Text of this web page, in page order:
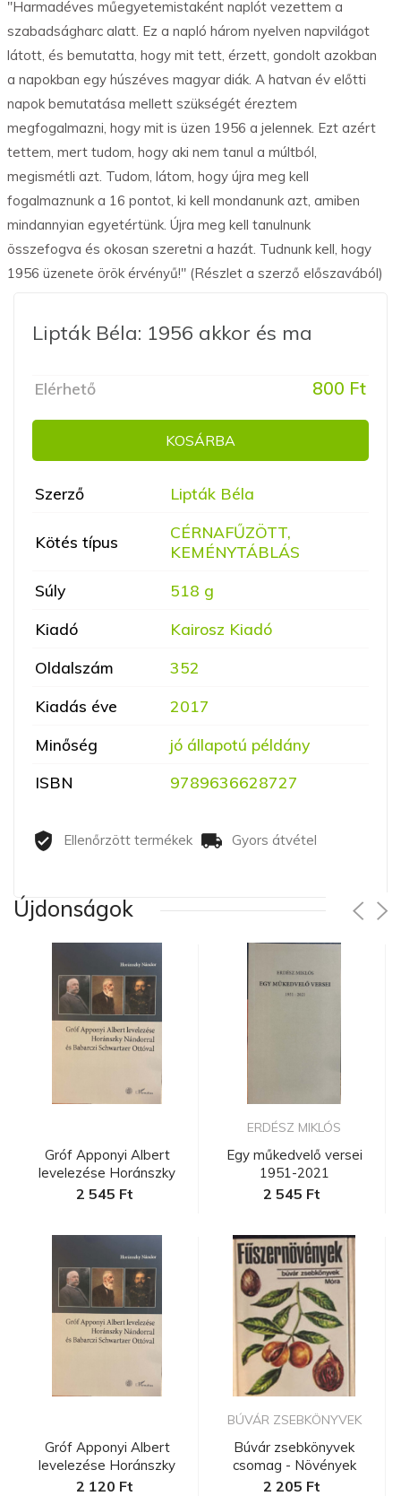
"Harmadéves műegyetemistaként naplót vezettem a
szabadságharc alatt. Ez a napló három nyelven napvilágot
látott, és bemutatta, hogy mit tett, érzett, gondolt azokban
a napokban egy húszéves magyar diák. A hatvan év előtti
napok bemutatása mellett szükségét éreztem
megfogalmazni, hogy mit is üzen 1956 a jelennek. Ezt azért
tettem, mert tudom, hogy aki nem tanul a múltból,
megismétli azt. Tudom, látom, hogy újra meg kell
fogalmaznunk a 16 pontot, ki kell mondanunk azt, amiben
mindannyian egyetértünk. Újra meg kell tanulnunk
összefogva és okosan szeretni a hazát. Tudnunk kell, hogy
1956 üzenete örök érvényű!" (Részlet a szerző előszavából)
Lipták Béla: 1956 akkor és ma
Elérhető 800 Ft
KOSÁRBA
Szerző Lipták Béla
Kötés típus
CÉRNAFŰZÖTT,
KEMÉNYTÁBLÁS
Súly
518 g
Kiadó
Kairosz Kiadó
Oldalszám
352
Kiadás éve
2017
Minőség
jó állapotú példány
ISBN
9789636628727
Ellenőrzött termékek Gyors átvétel
Újdonságok
Gróf Apponyi Albert
levelezése Horánszky
Nándorra...
2 545 Ft
Gróf Apponyi Albert
levelezése Horánszky
Nándorra...
2 120 Ft
ERDÉSZ MIKLÓS
Egy műkedvelő versei
1951-2021
2 545 Ft
BÚVÁR ZSEBKÖNYVEK
Búvár zsebkönyvek
csomag - Növények
2 205 Ft